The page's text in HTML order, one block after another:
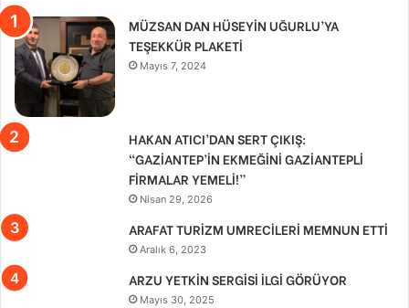
MÜZSAN DAN HÜSEYİN UĞURLU’YA
TEŞEKKÜR PLAKETİ
Mayıs 7, 2024
HAKAN ATICI’DAN SERT ÇIKIŞ:
“GAZİANTEP’İN EKMEĞİNİ GAZİANTEPLİ
FİRMALAR YEMELİ!”
Nisan 29, 2026
ARAFAT TURİZM UMRECİLERİ MEMNUN ETTİ
Aralık 6, 2023
ARZU YETKİN SERGİSİ İLGİ GÖRÜYOR
Mayıs 30, 2025